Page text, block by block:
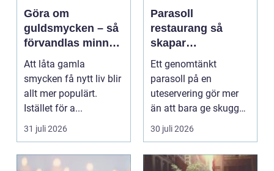
Göra om
guldsmycken – så
förvandlas minnen
till nya favoriter
Att låta gamla
smycken få nytt liv blir
allt mer populärt.
Istället för a...
31 juli 2026
Parasoll
restaurang så
skapar
uteserveringen rätt
känsla året runt
Ett genomtänkt
parasoll på en
uteservering gör mer
än att bara ge skugga.
Det påverkar hur länge
gäs...
30 juli 2026